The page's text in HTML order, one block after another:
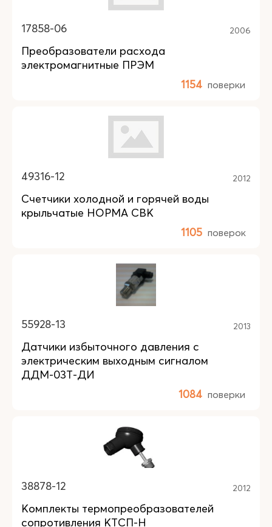
17858-06 2006
Преобразователи расхода
электромагнитные ПРЭМ
1154 поверки
49316-12 2012
Счетчики холодной и горячей воды
крыльчатые НОРМА СВК
1105 поверок
55928-13 2013
Датчики избыточного давления с
электрическим выходным сигналом
ДДМ-03Т-ДИ
1084 поверки
38878-12 2012
Комплекты термопреобразователей
сопротивления КТСП-Н